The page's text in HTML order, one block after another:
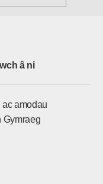
â ni
ac amodau
Gymraeg